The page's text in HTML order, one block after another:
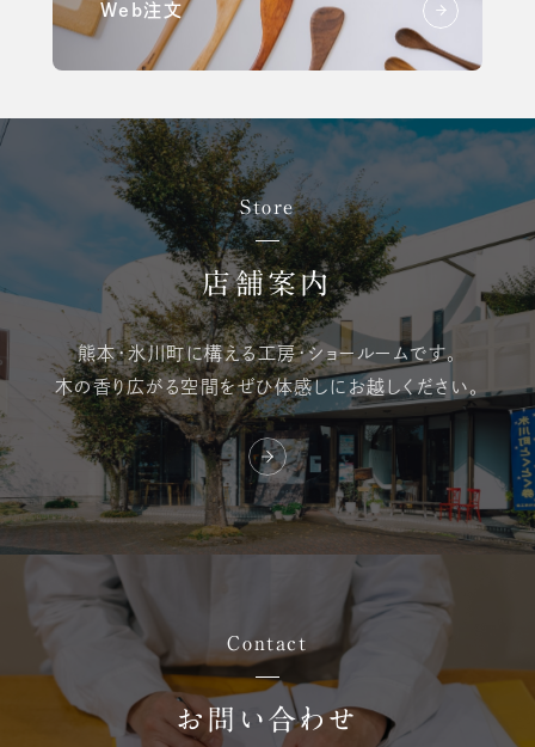
Web注文
Store
店舗案内
熊本・氷川町に構える工房・ショールームです。
木の香り広がる空間をぜひ体感しにお越しください。
Contact
お問い合わせ